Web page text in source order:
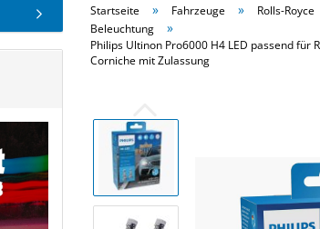
Startseite » Fahrzeuge » Rolls-Royce
Beleuchtung »
Philips Ultinon Pro6000 H4 LED passend für
Corniche mit Zulassung